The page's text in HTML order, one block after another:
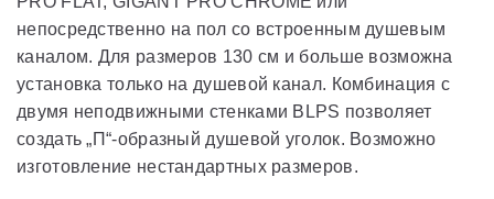
непосредственно на пол со встроенным душевым
каналом. Для размеров 130 см и больше возможна
установка только на душевой канал. Комбинация с
двумя неподвижными стенками BLPS позволяет
создать „П“-образный душевой уголок. Возможно
изготовление нестандартных размеров.